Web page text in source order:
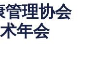
管理协会
年会